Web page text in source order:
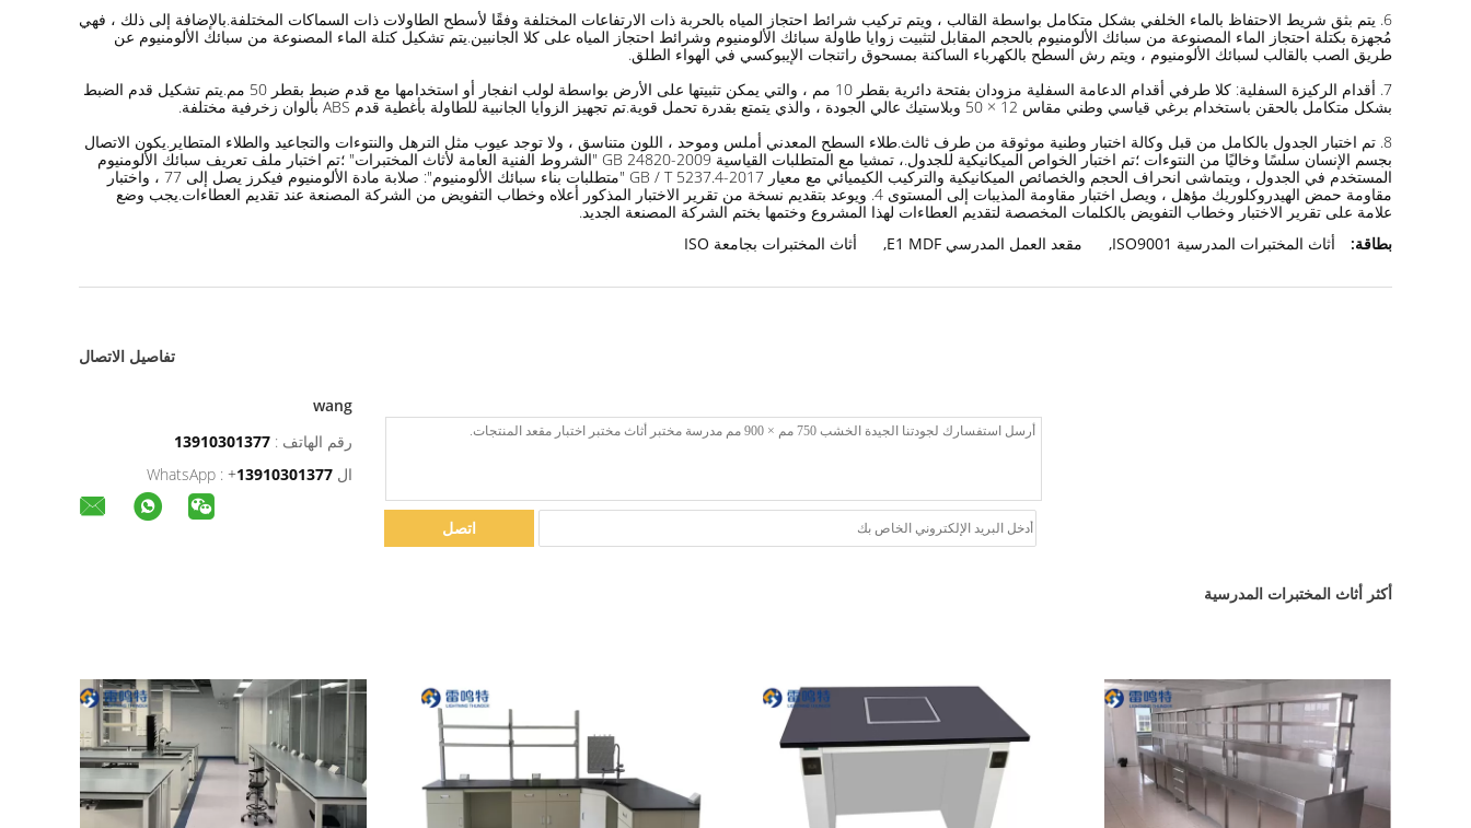
6. يتم بثق شريط الاحتفاظ بالماء الخلفي بشكل متكامل بواسطة القالب ، ويتم تركيب شرائط احتجاز المياه بالحربة ذات الارتفاعات المختلفة وفقًا لأسطح الطاولات ذات السماكات المختلفة.بالإضافة إلى ذلك ، فهي
مُجهزة بكتلة احتجاز الماء المصنوعة من سبائك الألومنيوم بالحجم المقابل لتثبيت زوايا طاولة سبائك الألومنيوم وشرائط احتجاز المياه على كلا الجانبين.يتم تشكيل كتلة الماء المصنوعة من سبائك الألومنيوم عن
طريق الصب بالقالب لسبائك الألومنيوم ، ويتم رش السطح بالكهرباء الساكنة بمسحوق راتنجات الإيبوكسي في الهواء الطلق.
7. أقدام الركيزة السفلية: كلا طرفي أقدام الدعامة السفلية مزودان بفتحة دائرية بقطر 10 مم ، والتي يمكن تثبيتها على الأرض بواسطة لولب انفجار أو استخدامها مع قدم ضبط بقطر 50 مم.يتم تشكيل قدم الضبط
بشكل متكامل بالحقن باستخدام برغي قياسي وطني مقاس 12 × 50 وبلاستيك عالي الجودة ، والذي يتمتع بقدرة تحمل قوية.تم تجهيز الزوايا الجانبية للطاولة بأغطية قدم ABS بألوان زخرفية مختلفة.
8. تم اختبار الجدول بالكامل من قبل وكالة اختبار وطنية موثوقة من طرف ثالث.طلاء السطح المعدني أملس وموحد ، اللون متناسق ، ولا توجد عيوب مثل الترهل والنتوءات والتجاعيد والطلاء المتطاير.يكون الاتصال
بجسم الإنسان سلسًا وخاليًا من النتوءات ؛تم اختبار الخواص الميكانيكية للجدول.، تمشيا مع المتطلبات القياسية GB 24820-2009 "الشروط الفنية العامة لأثاث المختبرات" ؛تم اختبار ملف تعريف سبائك الألومنيوم
المستخدم في الجدول ، ويتماشى انحراف الحجم والخصائص الميكانيكية والتركيب الكيميائي مع معيار GB / T 5237.4-2017 "متطلبات بناء سبائك الألومنيوم": صلابة مادة الألومنيوم فيكرز يصل إلى 77 ، واختبار
مقاومة حمض الهيدروكلوريك مؤهل ، ويصل اختبار مقاومة المذيبات إلى المستوى 4. ويوعد بتقديم نسخة من تقرير الاختبار المذكور أعلاه وخطاب التفويض من الشركة المصنعة عند تقديم العطاءات.يجب وضع
علامة على تقرير الاختبار وخطاب التفويض بالكلمات المخصصة لتقديم العطاءات لهذا المشروع وختمها بختم الشركة المصنعة الجديد.
بطاقة:
أثاث المختبرات المدرسية ISO9001 , مقعد العمل المدرسي E1 MDF , أثاث المختبرات بجامعة ISO
تفاصيل الاتصال
wang
رقم الهاتف : 13910301377
ال WhatsApp :
+13910301377
اتصل
أكثر أثاث المختبرات المدرسية